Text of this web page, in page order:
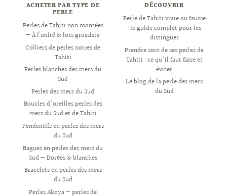
ACHETER PAR TYPE DE
PERLE
Perles de Tahiti non montées
— À l’unité & lots grossiste
Colliers de perles noires de
Tahiti
Perles blanches des mers du
Sud
Perles des mers du Sud
Boucles d'oreilles perles des
mers du Sud et de Tahiti
Pendentifs en perles des mers
du Sud
Bagues en perles des mers du
Sud — Dorées & blanches
Bracelets en perles des mers
du Sud
Perles Akoya — perles de
DÉCOUVRIR
Perle de Tahiti vraie ou fausse
: le guide complet pour les
distinguer
Prendre soin de ses perles de
Tahiti : ce qu'il faut faire et
éviter
Le blog de la perle des mers
du Sud